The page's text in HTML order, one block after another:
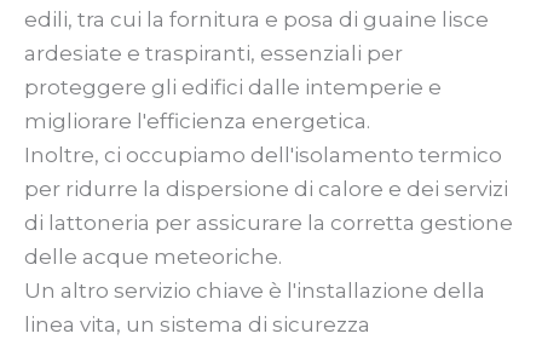
edili, tra cui la fornitura e posa di guaine lisce
ardesiate e traspiranti, essenziali per
proteggere gli edifici dalle intemperie e
migliorare l'efficienza energetica.
Inoltre, ci occupiamo dell'isolamento termico
per ridurre la dispersione di calore e dei servizi
di lattoneria per assicurare la corretta gestione
delle acque meteoriche.
Un altro servizio chiave è l'installazione della
linea vita, un sistema di sicurezza